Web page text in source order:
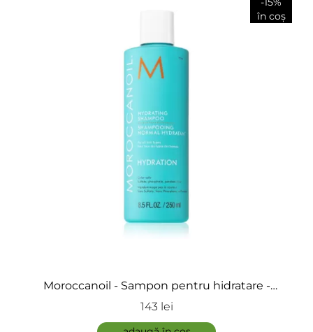
Livia Toth-2024-06-26
Un produs foarte bun, eficient, usor de utilizat si
placut la infatisare. Sunt foarte multumita.
Adaugă review
în coș
Moroccanoil - Sampon pentru hidratare -
Hydrating Shampoo
143 lei